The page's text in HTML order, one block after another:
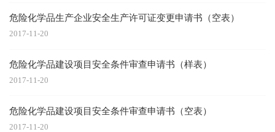
危险化学品生产企业安全生产许可证变更申请书（空表）
2017-11-20
危险化学品建设项目安全条件审查申请书（样表）
2017-11-20
危险化学品建设项目安全条件审查申请书（空表）
2017-11-20